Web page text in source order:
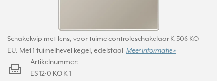
Schakelwip met lens, voor tuimelcontroleschakelaar K 506 KO
EU. Met 1 tuimelhevel kegel, edelstaal. Meer informatie »
Artikelnummer:
ES 12-0 KO K 1